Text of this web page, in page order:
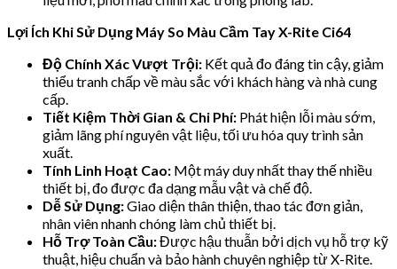
Lợi Ích Khi Sử Dụng Máy So Màu Cầm Tay X-Rite Ci64
Độ Chính Xác Vượt Trội: Kết quả đo đáng tin cậy, giảm
thiểu tranh chấp về màu sắc với khách hàng và nhà cung
cấp.
Tiết Kiệm Thời Gian & Chi Phí: Phát hiện lỗi màu sớm,
giảm lãng phí nguyên vật liệu, tối ưu hóa quy trình sản
xuất.
Tính Linh Hoạt Cao: Một máy duy nhất thay thế nhiều
thiết bị, đo được đa dạng mẫu vật và chế độ.
Dễ Sử Dụng:Giao diện thân thiện, thao tác đơn giản,
nhân viên nhanh chóng làm chủ thiết bị.
Hỗ Trợ Toàn Cầu:Được hậu thuẫn bởi dịch vụ hỗ trợ kỹ
thuật, hiệu chuẩn và bảo hành chuyên nghiệp từ X-Rite.